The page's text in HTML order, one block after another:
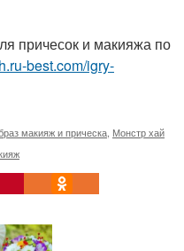
причесок и макияжа по
best.com/igry-
макияж и прическа Монстр хай